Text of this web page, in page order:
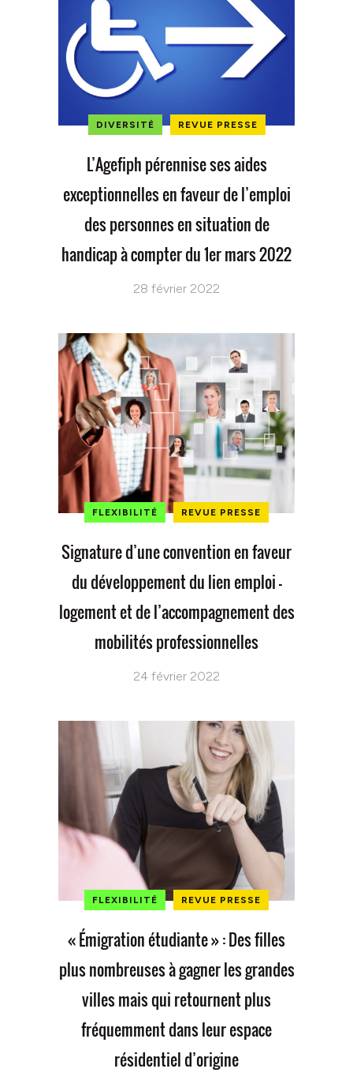
DIVERSITÉ REVUE PRESSE
L’Agefiph pérennise ses aides
exceptionnelles en faveur de l’emploi
des personnes en situation de
handicap à compter du 1er mars 2022
28 février 2022
FLEXIBILITÉ REVUE PRESSE
Signature d’une convention en faveur
du développement du lien emploi –
logement et de l’accompagnement des
mobilités professionnelles
24 février 2022
FLEXIBILITÉ REVUE PRESSE
« Émigration étudiante » : Des filles
plus nombreuses à gagner les grandes
villes mais qui retournent plus
fréquemment dans leur espace
résidentiel d’origine